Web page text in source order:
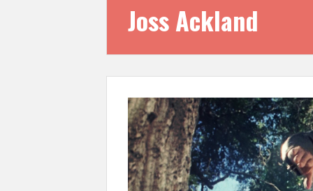
Joss Ackland